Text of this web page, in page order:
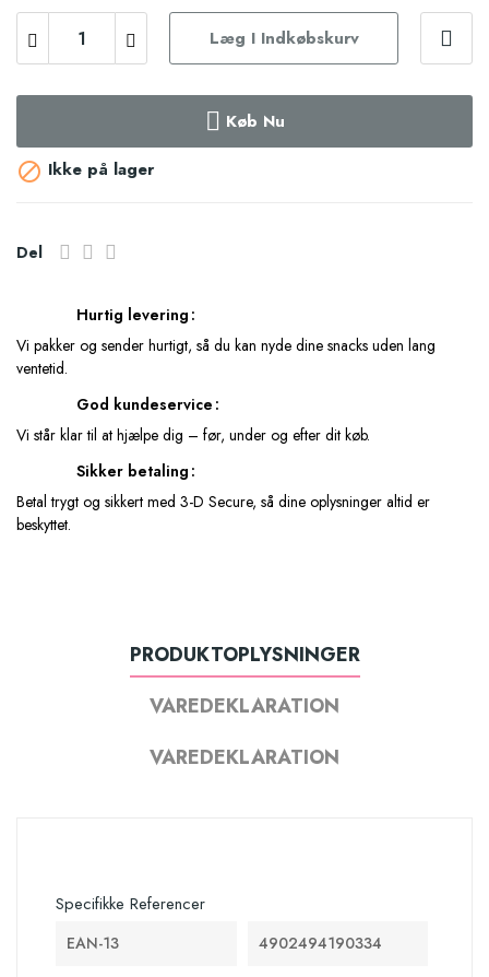
Læg I Indkøbskurv
Køb Nu
 Ikke på lager
Del
Hurtig levering
Vi pakker og sender hurtigt, så du kan nyde dine snacks uden lang
ventetid.
God kundeservice
Vi står klar til at hjælpe dig – før, under og efter dit køb.
Sikker betaling
Betal trygt og sikkert med 3-D Secure, så dine oplysninger altid er
beskyttet.
PRODUKTOPLYSNINGER
VAREDEKLARATION
VAREDEKLARATION
Specifikke Referencer
EAN-13 4902494190334